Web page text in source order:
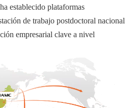
establecido plataformas
de trabajo postdoctoral nacional
empresarial clave a nivel